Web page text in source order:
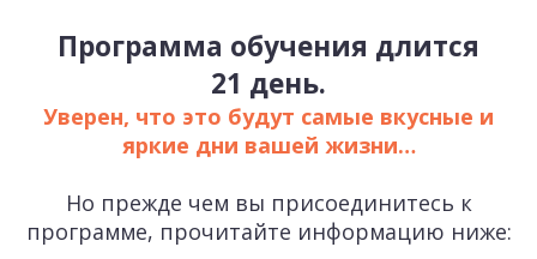
Программа обучения длится
21 день.
Уверен, что это будут самые вкусные и
яркие дни вашей жизни…
Но прежде чем вы присоединитесь к
программе, прочитайте информацию ниже: